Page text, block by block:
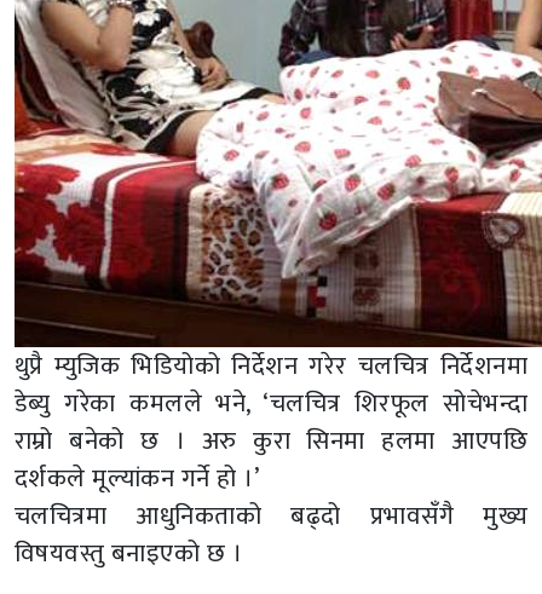
थुप्रै म्युजिक भिडियोको निर्देशन गरेर चलचित्र निर्देशनमा
डेब्यु गरेका कमलले भने, ‘चलचित्र शिरफूल सोचेभन्दा
राम्रो बनेको छ । अरु कुरा सिनमा हलमा आएपछि
दर्शकले मूल्यांकन गर्ने हो ।’
चलचित्रमा आधुनिकताको बढ्दो प्रभावसँगै मुख्य
विषयवस्तु बनाइएको छ ।